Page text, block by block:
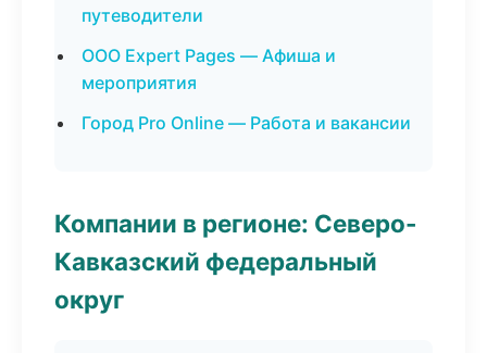
путеводители
ООО Expert Pages — Афиша и
мероприятия
Город Pro Online — Работа и вакансии
Компании в регионе: Северо-
Кавказский федеральный
округ